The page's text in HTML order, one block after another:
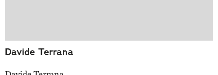
Davide Terrana